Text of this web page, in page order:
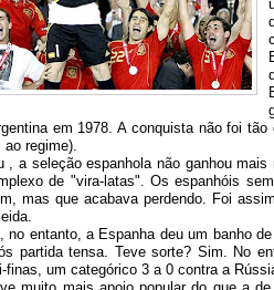
em 1978. A conquista não foi
regime).
, a seleção espanhola não ganhou
de "vira-latas". Os espanhóis
mas que acabava perdendo. Foi
no entanto, a Espanha deu um banho
partida tensa. Teve sorte? Sim. No
finas, um categórico 3 a 0 contra a